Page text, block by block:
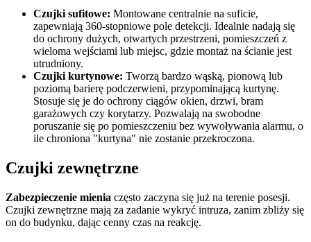
Czujki sufitowe: Montowane centralnie na suficie,
zapewniają 360-stopniowe pole detekcji. Idealnie nadają się
do ochrony dużych, otwartych przestrzeni, pomieszczeń z
wieloma wejściami lub miejsc, gdzie montaż na ścianie jest
utrudniony.
Czujki kurtynowe: Tworzą bardzo wąską, pionową lub
poziomą barierę podczerwieni, przypominającą kurtynę.
Stosuje się je do ochrony ciągów okien, drzwi, bram
garażowych czy korytarzy. Pozwalają na swobodne
poruszanie się po pomieszczeniu bez wywoływania alarmu, o
ile chroniona "kurtyna" nie zostanie przekroczona.
Czujki zewnętrzne
Zabezpieczenie mienia często zaczyna się już na terenie posesji.
Czujki zewnętrzne mają za zadanie wykryć intruza, zanim zbliży się
on do budynku, dając cenny czas na reakcję.